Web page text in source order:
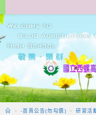
轉
至
要
容
> -首頁公告(勿勾選) > 研習活